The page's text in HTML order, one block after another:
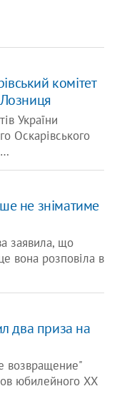
комітет
України
Оскарівського
не зніматиме
заявила, що
вона розповіла в
два приза на
возвращение"
юбилейного XX